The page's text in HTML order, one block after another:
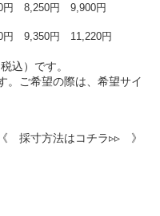
円 8,250円 9,900円
円 9,350円 11,220円
込）です。
。ご希望の際は、希望サイ
《 採寸方法はコチラ▹▹ 》